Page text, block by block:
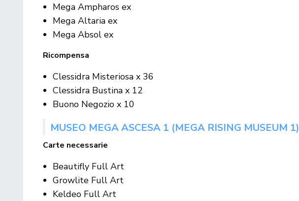
Mega Ampharos ex
Mega Altaria ex
Mega Absol ex
Ricompensa
Clessidra Misteriosa x 36
Clessidra Bustina x 12
Buono Negozio x 10
MUSEO MEGA ASCESA 1 (MEGA RISING MUSEUM 1)
Carte necessarie
Beautifly Full Art
Growlite Full Art
Keldeo Full Art